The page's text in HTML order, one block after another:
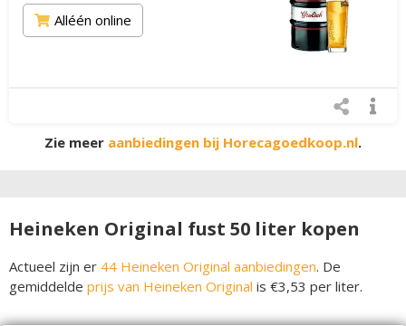
Alléén online
Zie meer aanbiedingen bij Horecagoedkoop.nl.
Heineken Original fust 50 liter kopen
Actueel zijn er 44 Heineken Original aanbiedingen. De
gemiddelde prijs van Heineken Original is €3,53 per liter.